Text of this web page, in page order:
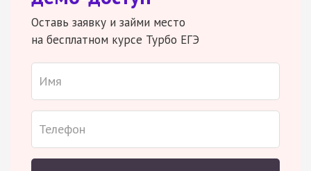
Оставь заявку и займи место
на бесплатном курсе Турбо ЕГЭ